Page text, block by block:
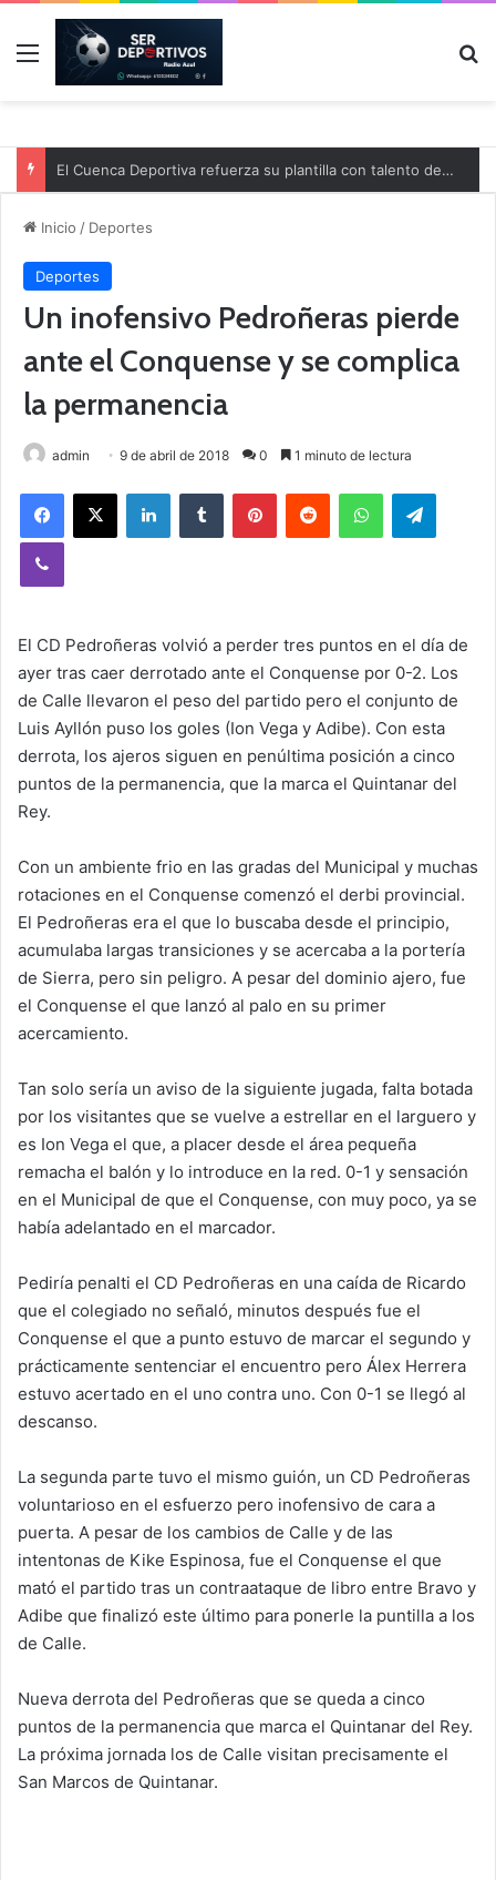
Menú
El Cuenca Deportiva refuerza su plantilla con talento de la comarca
Inicio / Deportes
Deportes
Un inofensivo Pedroñeras pierde
ante el Conquense y se complica
la permanencia
admin 9 de abril de 2018 0 1 minuto de lectura
El CD Pedroñeras volvió a perder tres puntos en el día de
ayer tras caer derrotado ante el Conquense por 0-2. Los
de Calle llevaron el peso del partido pero el conjunto de
Luis Ayllón puso los goles (Ion Vega y Adibe). Con esta
derrota, los ajeros siguen en penúltima posición a cinco
puntos de la permanencia, que la marca el Quintanar del
Rey.
Con un ambiente frio en las gradas del Municipal y muchas
rotaciones en el Conquense comenzó el derbi provincial.
El Pedroñeras era el que lo buscaba desde el principio,
acumulaba largas transiciones y se acercaba a la portería
de Sierra, pero sin peligro. A pesar del dominio ajero, fue
el Conquense el que lanzó al palo en su primer
acercamiento.
Tan solo sería un aviso de la siguiente jugada, falta botada
por los visitantes que se vuelve a estrellar en el larguero y
es Ion Vega el que, a placer desde el área pequeña
remacha el balón y lo introduce en la red. 0-1 y sensación
en el Municipal de que el Conquense, con muy poco, ya se
había adelantado en el marcador.
Pediría penalti el CD Pedroñeras en una caída de Ricardo
que el colegiado no señaló, minutos después fue el
Conquense el que a punto estuvo de marcar el segundo y
prácticamente sentenciar el encuentro pero Álex Herrera
estuvo acertado en el uno contra uno. Con 0-1 se llegó al
descanso.
La segunda parte tuvo el mismo guión, un CD Pedroñeras
voluntarioso en el esfuerzo pero inofensivo de cara a
puerta. A pesar de los cambios de Calle y de las
intentonas de Kike Espinosa, fue el Conquense el que
mató el partido tras un contraataque de libro entre Bravo y
Adibe que finalizó este último para ponerle la puntilla a los
de Calle.
Nueva derrota del Pedroñeras que se queda a cinco
puntos de la permanencia que marca el Quintanar del Rey.
La próxima jornada los de Calle visitan precisamente el
San Marcos de Quintanar.